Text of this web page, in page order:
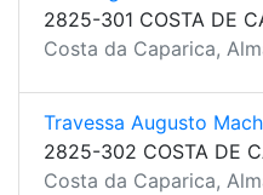
2825-301 COSTA DE
Costa da Caparica,
Travessa Augusto
2825-302 COSTA DE
Costa da Caparica,